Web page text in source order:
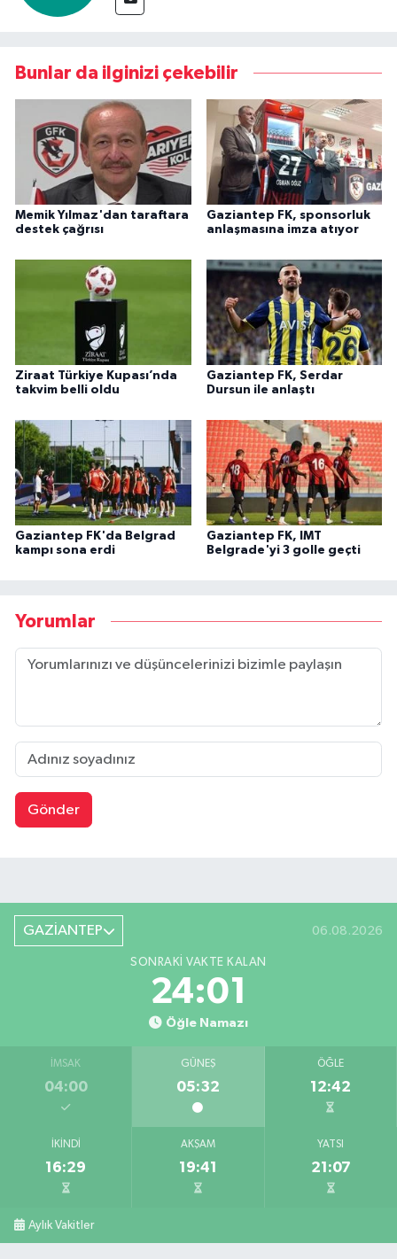
Bunlar da ilginizi çekebilir
Memik Yılmaz'dan taraftara
destek çağrısı
Gaziantep FK, sponsorluk
anlaşmasına imza atıyor
Ziraat Türkiye Kupası’nda
takvim belli oldu
Gaziantep FK, Serdar
Dursun ile anlaştı
Gaziantep FK'da Belgrad
kampı sona erdi
Gaziantep FK, IMT
Belgrade'yi 3 golle geçti
Yorumlar
Gönder
GAZİANTEP 06.08.2026
SONRAKI VAKTE KALAN
24:01
Öğle Namazı
İMSAK
04:00
GÜNEŞ
05:32
ÖĞLE
12:42
İKINDI
16:29
AKŞAM
19:41
YATSI
21:07
Aylık Vakitler